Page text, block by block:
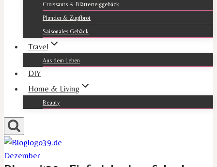
Croissants & Blätterteiggebäck
Plunder & Zupfbrot
Saisonales Gebäck
Travel
Aus dem Leben
DIY
Home & Living
Beauty